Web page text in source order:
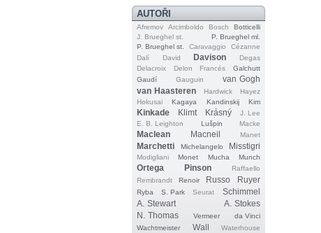
AUTOŘI
Afremov Arcimboldo Bosch
Botticelli
J. Brueghel st.
P. Brueghel ml.
P. Brueghel st.
Caravaggio
Cézanne
Dalí
David Davison
Degas
Delacroix
Delon Francés
Galchutt
Gaudí
Gauguin
van Gogh
van Haasteren
Hardwick
Hayez
Hokusai
Kagaya Kandinskij Kim
Kinkade Klimt Krásný
J. Lee
E. B. Leighton
Lušpin Macke
Maclean Macneil Manet
Marchetti Michelangelo Misstigri
Modigliani Monet Mucha Munch
Ortega Pinson
Raffaello
Rembrandt
Renoir Russo Ruyer
Ryba S. Park Seurat
Schimmel
A. Stewart
A. Stokes
N. Thomas
Vermeer
da Vinci
Wachtmeister
Wall Waterhouse